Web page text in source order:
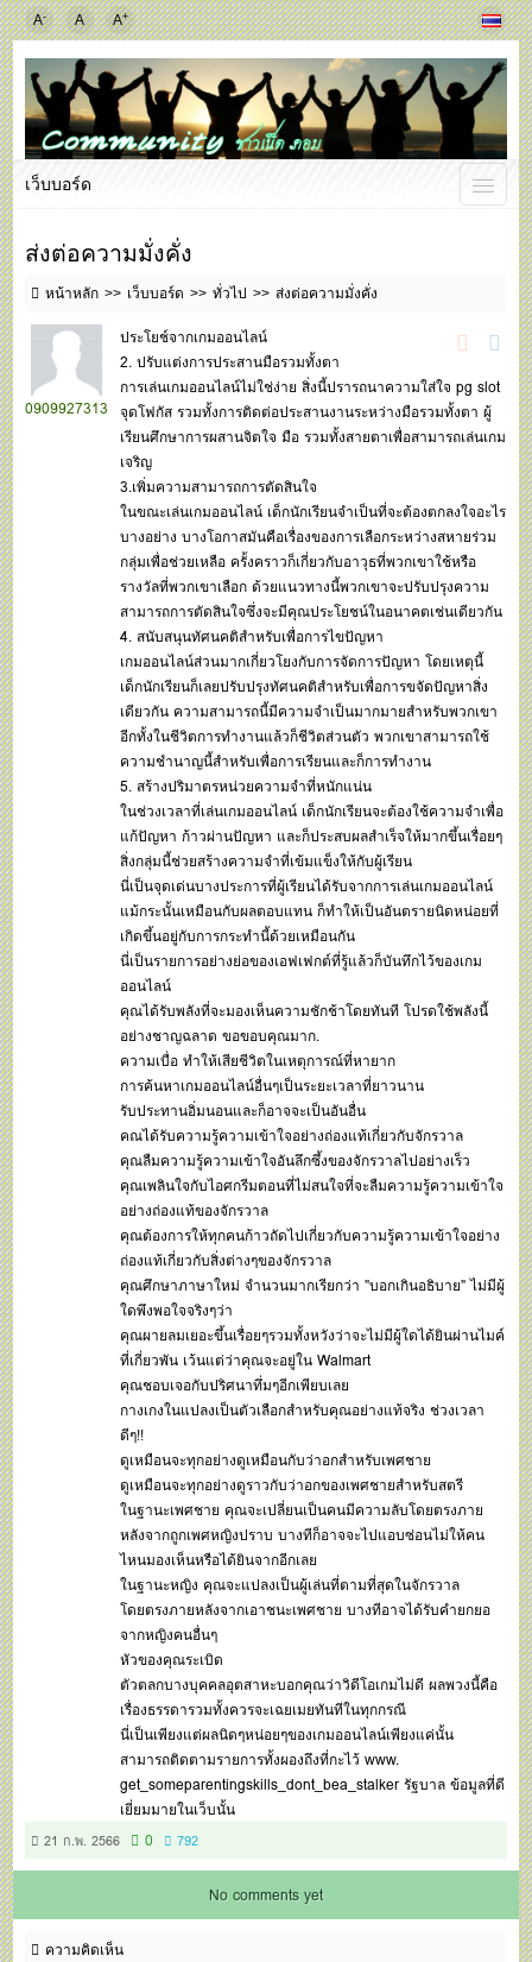
A- A A+
เว็บบอร์ด
ส่งต่อความมั่งคั่ง
หน้าหลัก เว็บบอร์ด ทั่วไป ส่งต่อความมั่งคั่ง
0909927313
ประโยช์จากเกมออนไลน์
2. ปรับแต่งการประสานมือรวมทั้งตา
การเล่นเกมออนไลน์ไม่ใช่ง่าย สิ่งนี้ปรารถนาความใส่ใจpg slot
จุดโฟกัส รวมทั้งการติดต่อประสานงานระหว่างมือรวมทั้งตา ผู้
เรียนศึกษาการผสานจิตใจ มือ รวมทั้งสายตาเพื่อสามารถเล่นเกม
เจริญ
3.เพิ่มความสามารถการตัดสินใจ
ในขณะเล่นเกมออนไลน์ เด็กนักเรียนจำเป็นที่จะต้องตกลงใจอะไร
บางอย่าง บางโอกาสมันคือเรื่องของการเลือกระหว่างสหายร่วม
กลุ่มเพื่อช่วยเหลือ ครั้งคราวก็เกี่ยวกับอาวุธที่พวกเขาใช้หรือ
รางวัลที่พวกเขาเลือก ด้วยแนวทางนี้พวกเขาจะปรับปรุงความ
สามารถการตัดสินใจซึ่งจะมีคุณประโยชน์ในอนาคตเช่นเดียวกัน
4. สนับสนุนทัศนคติสำหรับเพื่อการไขปัญหา
เกมออนไลน์ส่วนมากเกี่ยวโยงกับการจัดการปัญหา โดยเหตุนี้
เด็กนักเรียนก็เลยปรับปรุงทัศนคติสำหรับเพื่อการขจัดปัญหาสิ่ง
เดียวกัน ความสามารถนี้มีความจำเป็นมากมายสำหรับพวกเขา
อีกทั้งในชีวิตการทำงานแล้วก็ชีวิตส่วนตัว พวกเขาสามารถใช้
ความชำนาญนี้สำหรับเพื่อการเรียนและก็การทำงาน
5. สร้างปริมาตรหน่วยความจำที่หนักแน่น
ในช่วงเวลาที่เล่นเกมออนไลน์ เด็กนักเรียนจะต้องใช้ความจำเพื่อ
แก้ปัญหา ก้าวผ่านปัญหา และก็ประสบผลสำเร็จให้มากขึ้นเรื่อยๆ
สิ่งกลุ่มนี้ช่วยสร้างความจำที่เข้มแข็งให้กับผู้เรียน
นี่เป็นจุดเด่นบางประการที่ผู้เรียนได้รับจากการเล่นเกมออนไลน์
แม้กระนั้นเหมือนกับผลตอบแทน ก็ทำให้เป็นอันตรายนิดหน่อยที่
เกิดขึ้นอยู่กับการกระทำนี้ด้วยเหมือนกัน
นี่เป็นรายการอย่างย่อของเอฟเฟกต์ที่รู้แล้วก็บันทึกไว้ของเกม
ออนไลน์
คุณได้รับพลังที่จะมองเห็นความชักช้าโดยทันที โปรดใช้พลังนี้
อย่างชาญฉลาด ขอขอบคุณมาก.
ความเบื่อ ทำให้เสียชีวิตในเหตุการณ์ที่หายาก
การค้นหาเกมออนไลน์อื่นๆเป็นระยะเวลาที่ยาวนาน
รับประทานอิ่มนอนและก็อาจจะเป็นอันอื่น
คณได้รับความรู้ความเข้าใจอย่างถ่องแท้เกี่ยวกับจักรวาล
คุณลืมความรู้ความเข้าใจอันลึกซึ้งของจักรวาลไปอย่างเร็ว
คุณเพลินใจกับไอศกรีมตอนที่ไม่สนใจที่จะลืมความรู้ความเข้าใจ
อย่างถ่องแท้ของจักรวาล
คุณต้องการให้ทุกคนก้าวถัดไปเกี่ยวกับความรู้ความเข้าใจอย่าง
ถ่องแท้เกี่ยวกับสิ่งต่างๆของจักรวาล
คุณศึกษาภาษาใหม่ จำนวนมากเรียกว่า "บอกเกินอธิบาย" ไม่มีผู้
ใดพึงพอใจจริงๆว่า
คุณผายลมเยอะขึ้นเรื่อยๆรวมทั้งหวังว่าจะไม่มีผู้ใดได้ยินผ่านไมค์
ที่เกี่ยวพัน เว้นแต่ว่าคุณจะอยู่ใน Walmart
คุณชอบเจอกับปริศนาทึ่มๆอีกเพียบเลย
กางเกงในแปลงเป็นตัวเลือกสำหรับคุณอย่างแท้จริง ช่วงเวลา
ดีๆ!!
ดูเหมือนจะทุกอย่างดูเหมือนกับว่าอกสำหรับเพศชาย
ดูเหมือนจะทุกอย่างดูราวกับว่าอกของเพศชายสำหรับสตรี
ในฐานะเพศชาย คุณจะเปลี่ยนเป็นคนมีความลับโดยตรงภาย
หลังจากถูกเพศหญิงปราบ บางทีก็อาจจะไปแอบซ่อนไม่ให้คน
ไหนมองเห็นหรือได้ยินจากอีกเลย
ในฐานะหญิง คุณจะแปลงเป็นผู้เล่นที่ตามที่สุดในจักรวาล
โดยตรงภายหลังจากเอาชนะเพศชาย บางทีอาจได้รับคำยกยอ
จากหญิงคนอื่นๆ
หัวของคุณระเบิด
ตัวตลกบางบุคคลอุตสาหะบอกคุณว่าวิดีโอเกมไม่ดี ผลพวงนี้คือ
เรื่องธรรดารวมทั้งควรจะเฉยเมยทันทีในทุกกรณี
นี่เป็นเพียงแต่ผลนิดๆหน่อยๆของเกมออนไลน์เพียงแค่นั้น
สามารถติดตามรายการทั้งผองถึงที่กะไว้ www.
get_someparentingskills_dont_bea_stalker รัฐบาล ข้อมูลที่ดี
เยี่ยมมายในเว็บนั้น
21 ก.พ. 2566 0 792
No comments yet
ความคิดเห็น